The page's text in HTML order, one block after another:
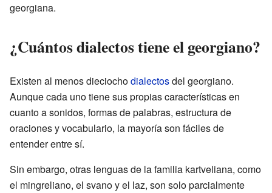
georgiana.
¿Cuántos dialectos tiene el georgiano?
Existen al menos dieciochodialectosdel georgiano.
Aunque cada uno tiene sus propias características en
cuanto a sonidos, formas de palabras, estructura de
oraciones y vocabulario, la mayoría son fáciles de
entender entre sí.
Sin embargo, otras lenguas de la familia kartveliana, como
el mingreliano, el svano y el laz, son solo parcialmente